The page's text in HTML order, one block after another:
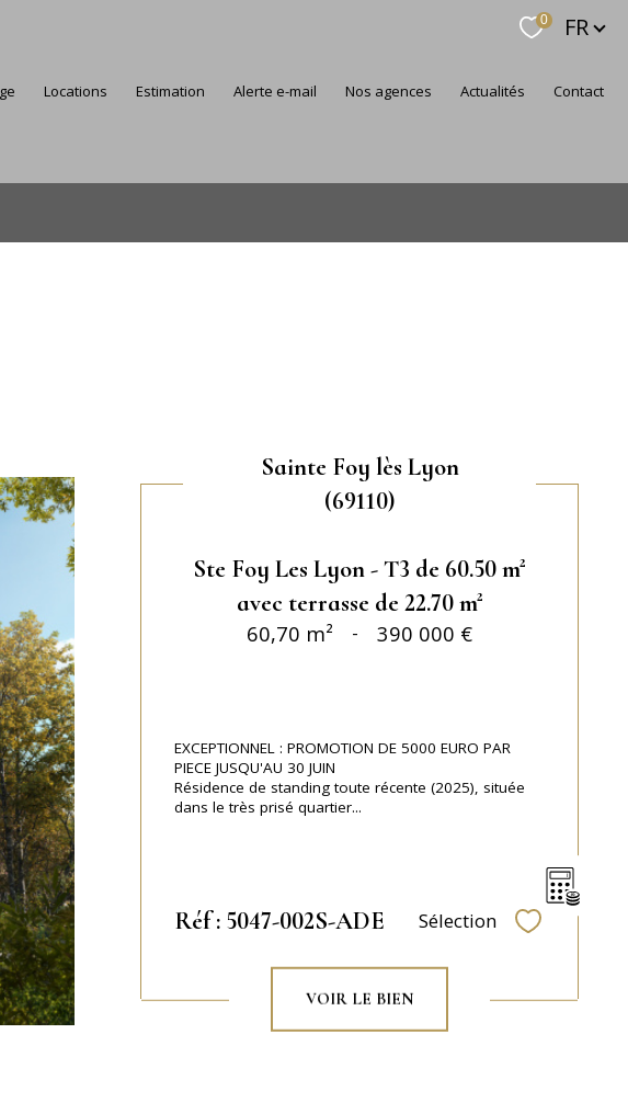
0 FR
locations estimation alerte e-mail nos agences actualités contact
Sainte Foy lès Lyon
(69110)
Ste Foy Les Lyon - T3 de 60.50 m²
avec terrasse de 22.70 m²
60,70 m² - 390 000 €
EXCEPTIONNEL : PROMOTION DE 5000 EURO PAR
PIECE JUSQU'AU 30 JUIN
Résidence de standing toute récente (2025), située
dans le très prisé quartier...
Réf : 5047-002S-ADE Sélection Sélectionner
VOIR LE BIEN